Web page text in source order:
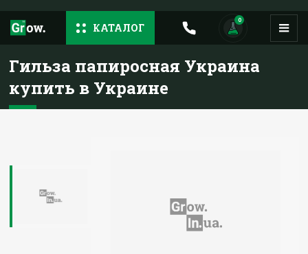
КАТАЛОГ
0
Гильза папиросная Украина
купить в Украине